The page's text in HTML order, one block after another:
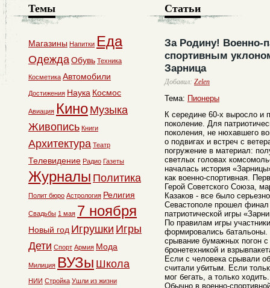
Статьи
За Родину! Военно-
спортивным
Зарница
Добавил: Zelen
Тема: Пионеры
К середине 60-х выросло и
поколение. Для
поколения, не нюхавшего
о подвигах и встреч с
погружение в материал:
светлых головах
началась история
как военно-спортивная.
Герой Советского Союза,
Казаков - все было
Севастополе прошел финал
патриотической игры
По правилам игры
формировались
срывание бумажных погон с
бронетехникой и
Если с человека срывали
считали убитым. Если
мог бегать, а только ходить.
Обычно в военно-
Темы
Магазины Напитки Еда
ОдеждаОбувь Техника
Косметика Автомобили
Достижения Наука Космос
Авиация Кино Музыка
Живопись Книги
Архитектура Театр
Телевидение Радио Газеты
Журналы Политика
Полит бюро Астрология Религия
Свадьбы 1 мая 7 ноября
Новый год Игрушки Игры
Дети Спорт Армия Мода
Милиция ВУЗы Школа
НИИ Стройка Ушли из жизни